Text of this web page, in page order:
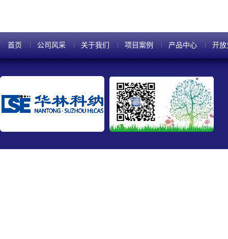
首页 公司风采 关于我们 项目案例 产品中心 开放